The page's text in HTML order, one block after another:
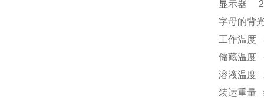
显示器 2
字母的背
工作温度
储藏温度
溶液温度
装运重量